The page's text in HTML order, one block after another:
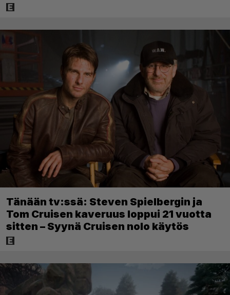
Tänään tv:ssä: Steven Spielbergin ja
Tom Cruisen kaveruus loppui 21 vuotta
sitten – Syynä Cruisen nolo käytös